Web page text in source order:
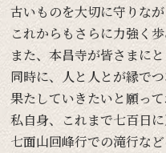
古いものを大切に守りなが
これからも さらに力強く
また、 本昌寺が皆さまに
同時に、 人と 人とが縁で
果たしていきたいと願って
私自身、
これまで七百日に
七面山回峰行での滝行な